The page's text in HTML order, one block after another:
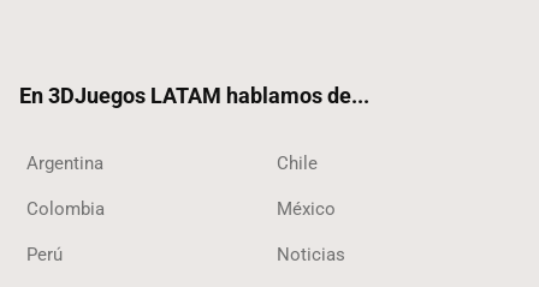
En 3DJuegos LATAM hablamos de...
Argentina Chile
Colombia México
Perú Noticias